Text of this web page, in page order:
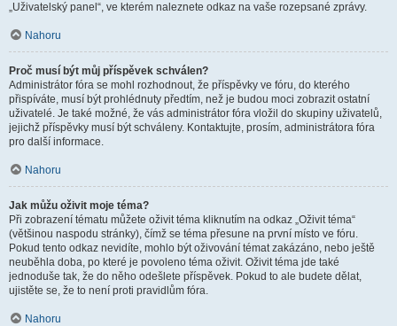
„Uživatelský panel“, ve kterém naleznete odkaz na vaše rozepsané zprávy.
Nahoru
Proč musí být můj příspěvek schválen?
Administrátor fóra se mohl rozhodnout, že příspěvky ve fóru, do kterého
přispíváte, musí být prohlédnuty předtím, než je budou moci zobrazit ostatní
uživatelé. Je také možné, že vás administrátor fóra vložil do skupiny uživatelů,
jejichž příspěvky musí být schváleny. Kontaktujte, prosím, administrátora fóra
pro další informace.
Nahoru
Jak můžu oživit moje téma?
Při zobrazení tématu můžete oživit téma kliknutím na odkaz „Oživit téma“
(většinou naspodu stránky), čímž se téma přesune na první místo ve fóru.
Pokud tento odkaz nevidíte, mohlo být oživování témat zakázáno, nebo ještě
neuběhla doba, po které je povoleno téma oživit. Oživit téma jde také
jednoduše tak, že do něho odešlete příspěvek. Pokud to ale budete dělat,
ujistěte se, že to není proti pravidlům fóra.
Nahoru